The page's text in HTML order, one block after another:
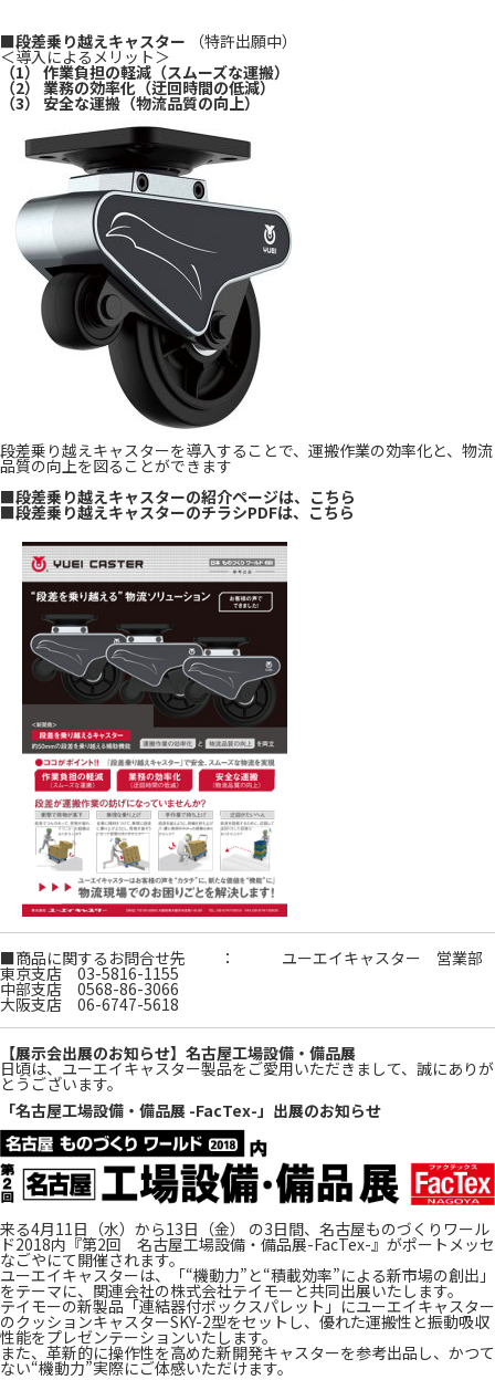
■段差乗り越えキャスター （特許出願中）
＜導入によるメリット＞
（1） 作業負担の軽減（スムーズな運搬）
（2） 業務の効率化（迂回時間の低減）
（3） 安全な運搬（物流品質の向上）
段差乗り越えキャスターを導入することで、運搬作業の効率化と、物流
品質の向上を図ることができます
■段差乗り越えキャスターの紹介ページは、 こちら
■段差乗り越えキャスターのチラシPDFは、 こちら
■商品に関するお問合せ先 ： ユーエイキャスター 営業部
東京支店 03-5816-1155
中部支店 0568-86-3066
大阪支店 06-6747-5618
【展示会出展のお知らせ】名古屋工場設備・備品展
日頃は、ユーエイキャスター製品をご愛用いただきまして、誠にありが
とうございます。
「名古屋工場設備・備品展 -FacTex-」出展のお知らせ
来る4月11日（水）から13日（金） の3日間、名古屋ものづくりワール
ド2018内『第2回 名古屋工場設備・備品展-FacTex-』がポートメッセ
なごやにて開催されます。
ユーエイキャスターは、「“機動力”と“積載効率”による新市場の創出」
をテーマに、関連会社の株式会社テイモーと共同出展いたします。
テイモーの新製品「連結器付ボックスパレット」にユーエイキャスター
のクッションキャスターSKY-2型をセットし、優れた運搬性と振動吸収
性能をプレゼンテーションいたします。
また、革新的に操作性を高めた新開発キャスターを参考出品し、かつて
ない“機動力”実際にご体感いただけます。